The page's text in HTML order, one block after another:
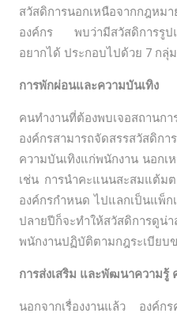
สวัสดิการนอกเหนือจากกฎหม
องค์กร พบว่ามีสวัสดิการรูป
อยากได้ ประกอบไปด้วย 7 กลุ่
การพักผ่อนและความบันเทิง
คนทำงานที่ต้องพบเจอสถานก
องค์กรสามารถจัดสรรสวัสดิกา
ความบันเทิงแก่พนักงาน นอก
เช่น การนำคะแนนสะสมแต้ม
องค์กรกำหนด ไปแลกเป็นแพ็ก
ปลายปีก็จะทำให้สวัสดิการ
พนักงานปฏิบัติตามกฎระเบียบ
การส่งเสริม และพัฒนาความรู้
นอกจากเรื่องงานแล้ว องค์ก